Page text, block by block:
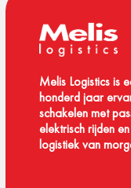
Melis Logistics is
honderd jaar
schakelen met
elektrisch rijden
logistiek van